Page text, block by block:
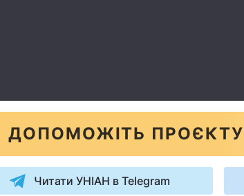
ДОПОМОЖІТЬ ПРОЄКТУ
Читати УНІАН в Telegram